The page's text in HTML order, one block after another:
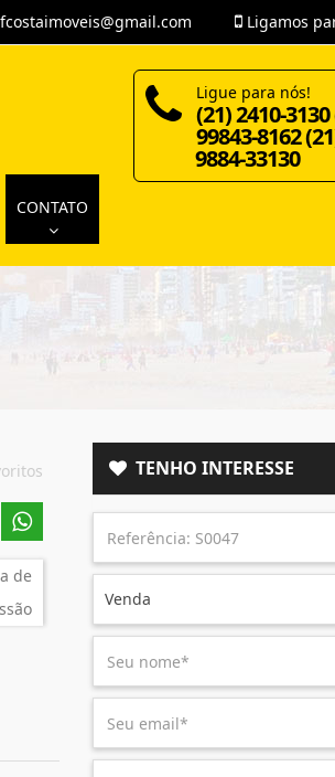
Ligamos
CONTATO
Ligue para nós!
(21) 2410-3130
99843-8162
9884-33130
de
TENHO INTERESSE
Venda